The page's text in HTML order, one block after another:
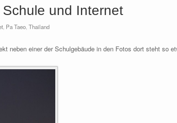
und Internet
Pa Taeo Thailand
neben einer der Schulgebäude in den Fotos dort steht so